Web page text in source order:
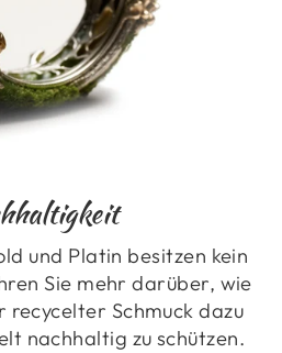
und Platin besitzen kein
Sie mehr darüber, wie
Schmuck dazu
nachhaltig zu schützen.